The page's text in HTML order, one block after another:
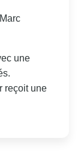
une
reçoit une